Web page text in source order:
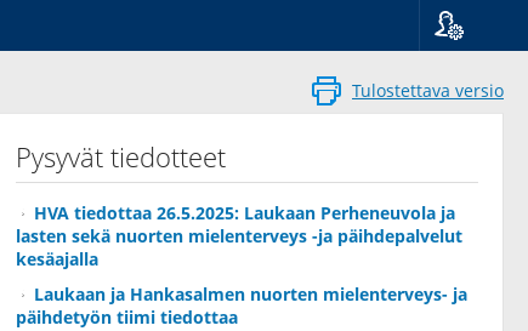
Suomi
Svenska
Tulostettava versio
Pysyvät tiedotteet
HVA tiedottaa 26.5.2025: Laukaan Perheneuvola ja
lasten sekä nuorten mielenterveys -ja päihdepalvelut
kesäajalla
Laukaan ja Hankasalmen nuorten mielenterveys- ja
päihdetyön tiimi tiedottaa